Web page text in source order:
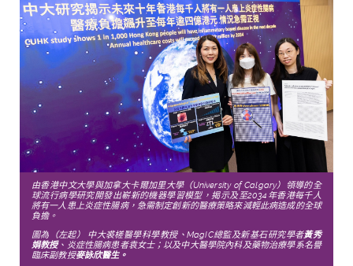
由香港中文大學與加拿大卡爾加里大學（University of Calgary）領導的全
球流行病學研究開發出嶄新的機器學習模型，揭示及至2034 年香港每千人
將有一人患上炎症性腸病，急需制定創新的醫療策略來減輕此病造成的全球
負擔。
圖為（左起） 中大裘槎醫學科學教授、MagIC總監及新基石研究學者黃秀
娟教授、炎症性腸病患者袁女士；以及中大醫學院內科及藥物治療學系名譽
臨床副教授麥詠欣醫生。